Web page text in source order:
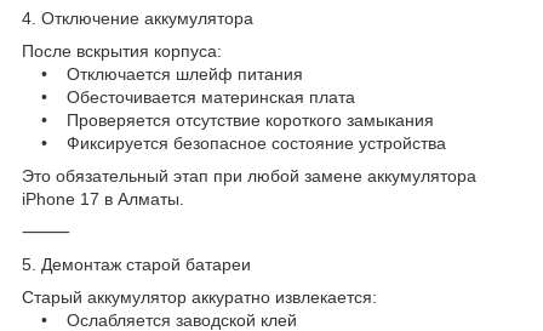
4. Отключение аккумулятора
После вскрытия корпуса:
• Отключается шлейф питания
• Обесточивается материнская плата
• Проверяется отсутствие короткого замыкания
• Фиксируется безопасное состояние устройства
Это обязательный этап при любой замене аккумулятора
iPhone 17 в Алматы.
⸻
5. Демонтаж старой батареи
Старый аккумулятор аккуратно извлекается:
• Ослабляется заводской клей